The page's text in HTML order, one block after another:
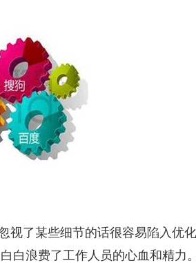
了某些细节的话很容易陷入优化
白浪费了工作人员的心血和精力